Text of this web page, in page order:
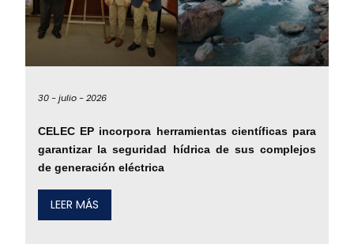
30 -julio -2026
CELEC EP incorpora herramientas científicas para
garantizar la seguridad hídrica de sus complejos
de generación eléctrica
LEER MÁS